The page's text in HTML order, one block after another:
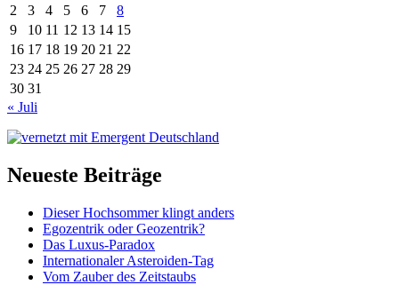
2
3 4 5 6 7
8
9
10 11 12 13 14 15
16 17 18 19 20 21 22
23 24 25 26 27 28 29
30 31
« Juli
Neueste Beiträge
Dieser Hochsommer klingt anders
Egozentrik oder Geozentrik?
Das Luxus-Paradox
Internationaler Asteroiden-Tag
Vom Zauber des Zeitstaubs